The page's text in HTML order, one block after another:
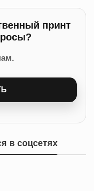
принт
в соцсетях